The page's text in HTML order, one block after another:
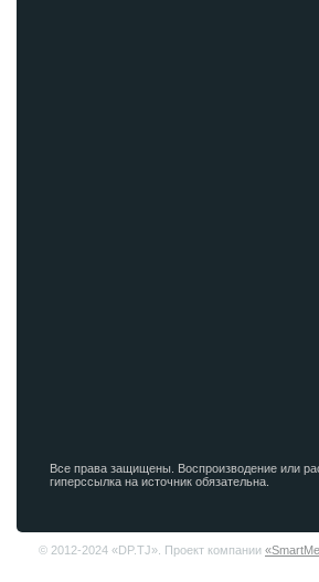
Все права защищены. Воспроизводение или
гиперссылка на источник обязательна.
© 2012-2024 «DP.TJ». Проект компании